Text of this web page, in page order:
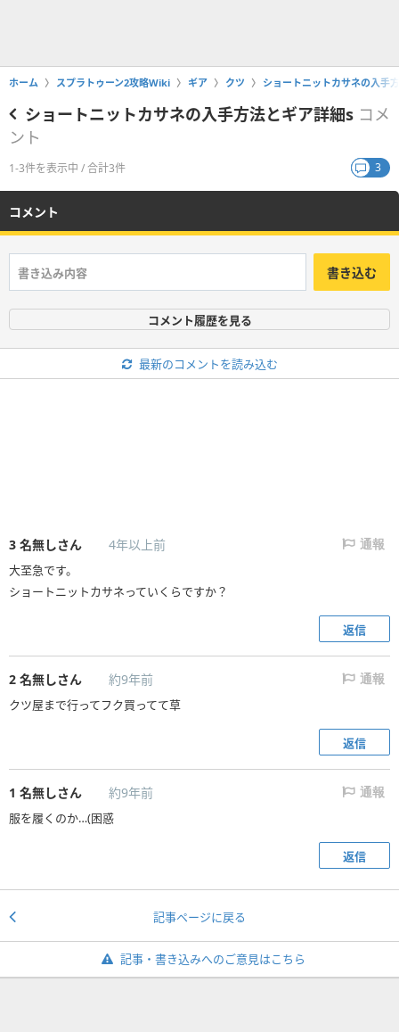
ホーム スプラトゥーン2攻略Wiki ギア クツ ショートニットカサネの入手
ショートニットカサネの入手方法とギア詳細s コメ
ント
1-3件を表示中 / 合計3件 3
コメント
書き込む
コメント履歴を見る
最新のコメントを読み込む
3 名無しさん 4年以上前 通報
大至急です。
ショートニットカサネっていくらですか？
返信
2 名無しさん 約9年前 通報
クツ屋まで行ってフク買ってて草
返信
1 名無しさん 約9年前 通報
服を履くのか…(困惑
返信
記事ページに戻る
記事・書き込みへのご意見はこちら